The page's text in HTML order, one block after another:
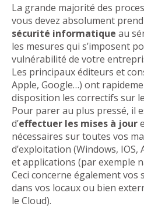
La grande majorité des
vous devez absolument
sécurité informatique au
les mesures qui s’imposent
vulnérabilité de votre
Les principaux éditeurs et
Apple, Google…) ont
disposition les correctifs sur
Pour parer au plus pressé, il
d’effectuer les mises à jour
nécessaires sur toutes vos
d’exploitation (Windows,
et applications (par exemple
Ceci concerne également vos
dans vos locaux ou bien
le Cloud).